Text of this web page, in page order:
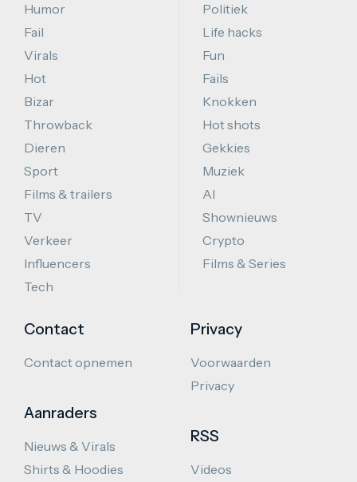
Humor
Fail
Virals
Hot
Bizar
Throwback
Dieren
Sport
Films & trailers
TV
Verkeer
Influencers
Tech
Politiek
Life hacks
Fun
Fails
Knokken
Hot shots
Gekkies
Muziek
AI
Shownieuws
Crypto
Films & Series
Contact
Contact opnemen
Aanraders
Nieuws & Virals
Shirts & Hoodies
Privacy
Voorwaarden
Privacy
RSS
Videos